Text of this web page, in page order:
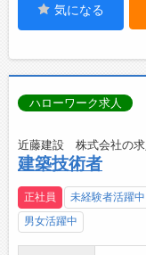
気になる
ハローワーク求人
近藤建設 株式会社の
建築技術者
正社員 未経験者活躍中
男女活躍中